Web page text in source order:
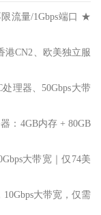
流量/1Gbps端口 ★
港CN2、欧美独立服
理器、50Gbps大带
：4GB内存 + 80GB
大带宽｜仅74美
大带宽，仅需